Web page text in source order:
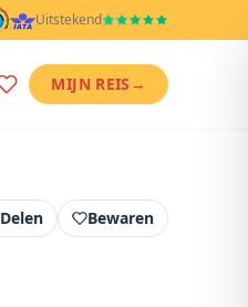
Uitstekend
MIJN REIS →
Delen Bewaren